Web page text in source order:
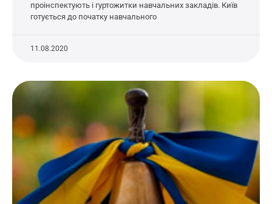
проінспектують і гуртожитки навчальних закладів. Київ
готується до початку навчального
11.08.2020